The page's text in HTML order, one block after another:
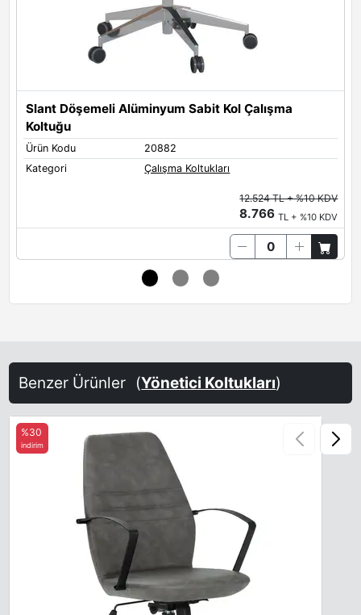
Slant Döşemeli Alüminyum Sabit Kol Çalışma
Koltuğu
Ürün Kodu
20882
Kategori
Çalışma Koltukları
12.524 TL + %10 KDV
8.766TL + %10 KDV
Benzer Ürünler (Yönetici Koltukları)
%30
indirim